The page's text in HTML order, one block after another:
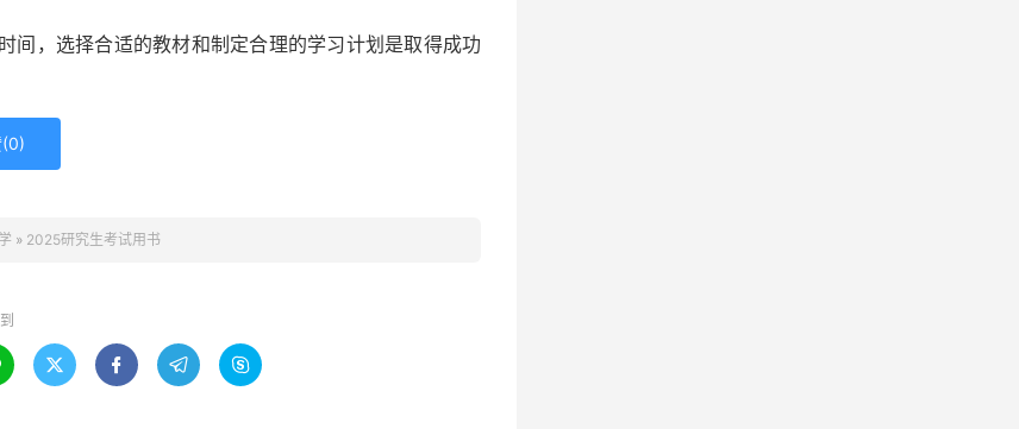
，选择合适的教材和制定合理的学习计划是取得成功
0)
» 2025研究生考试用书
   